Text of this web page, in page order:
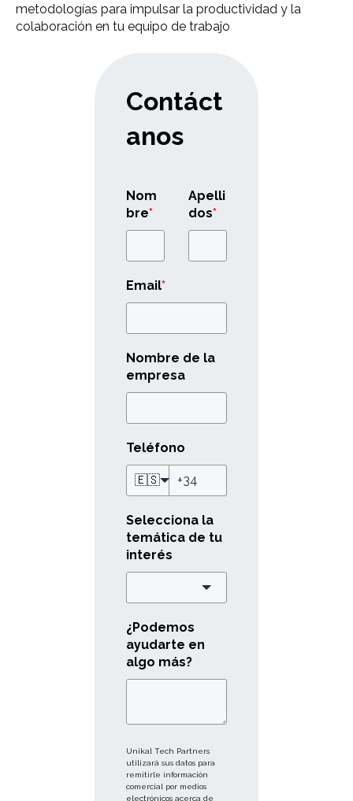
metodologías para impulsar la productividad y la
colaboración en tu equipo de trabajo
Contáct
anos
Nom
bre*
Apelli
dos*
Email*
Nombre de la
empresa
Teléfono
🇪🇸
Selecciona la
temática de tu
interés
¿Podemos
ayudarte en
algo más?
Unikal Tech Partners
utilizará sus datos para
remitirle información
comercial por medios
electrónicos acerca de